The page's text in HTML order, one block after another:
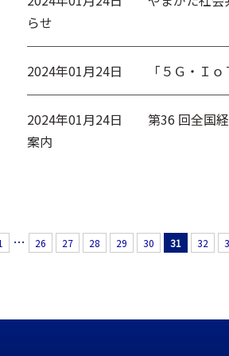
らせ
2024年01月24日 「５Ｇ・Ｉ
2024年01月24日
第36 回全国
案内
… 26 27 28 29 30 31 32